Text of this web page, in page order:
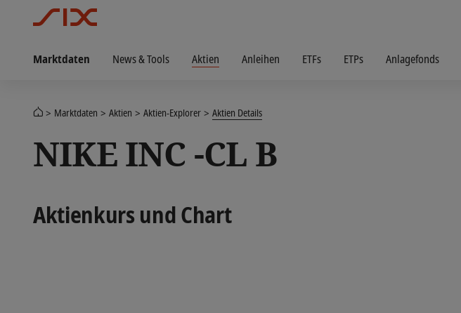
Marktdaten News & Tools Aktien Anleihen ETFs ETPs Anlagefonds
Marktdaten Aktien Aktien-Explorer Aktien Details
NIKE INC -CL B
Aktienkurs und Chart